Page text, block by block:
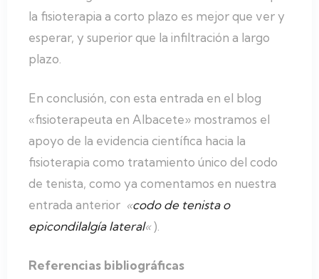
la fisioterapia a corto plazo es mejor que ver y
esperar, y superior que la infiltración a largo
plazo.
En conclusión, con esta entrada en el blog
«fisioterapeuta en Albacete» mostramos el
apoyo de la evidencia científica hacia la
fisioterapia como tratamiento único del codo
de tenista, como ya comentamos en nuestra
entrada anterior «codo de tenista o
epicondilalgía lateral«).
Referencias bibliográficas